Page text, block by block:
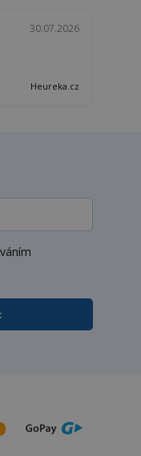
30.07.2026
Heureka.cz